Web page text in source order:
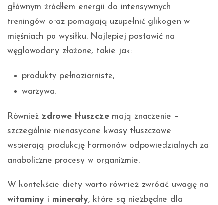
głównym źródłem energii do intensywnych
treningów oraz pomagają uzupełnić glikogen w
mięśniach po wysiłku. Najlepiej postawić na
węglowodany złożone, takie jak:
produkty pełnoziarniste,
warzywa.
Również zdrowe tłuszcze mają znaczenie –
szczególnie nienasycone kwasy tłuszczowe
wspierają produkcję hormonów odpowiedzialnych za
anaboliczne procesy w organizmie.
W kontekście diety warto również zwrócić uwagę na
witaminy i minerały, które są niezbędne dla